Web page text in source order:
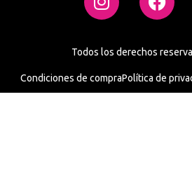
Todos los derechos
Condiciones de compraPolítica de